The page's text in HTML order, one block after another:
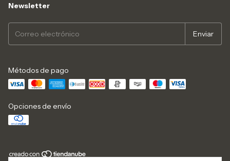
Newsletter
Métodos de pago
Opciones de envío